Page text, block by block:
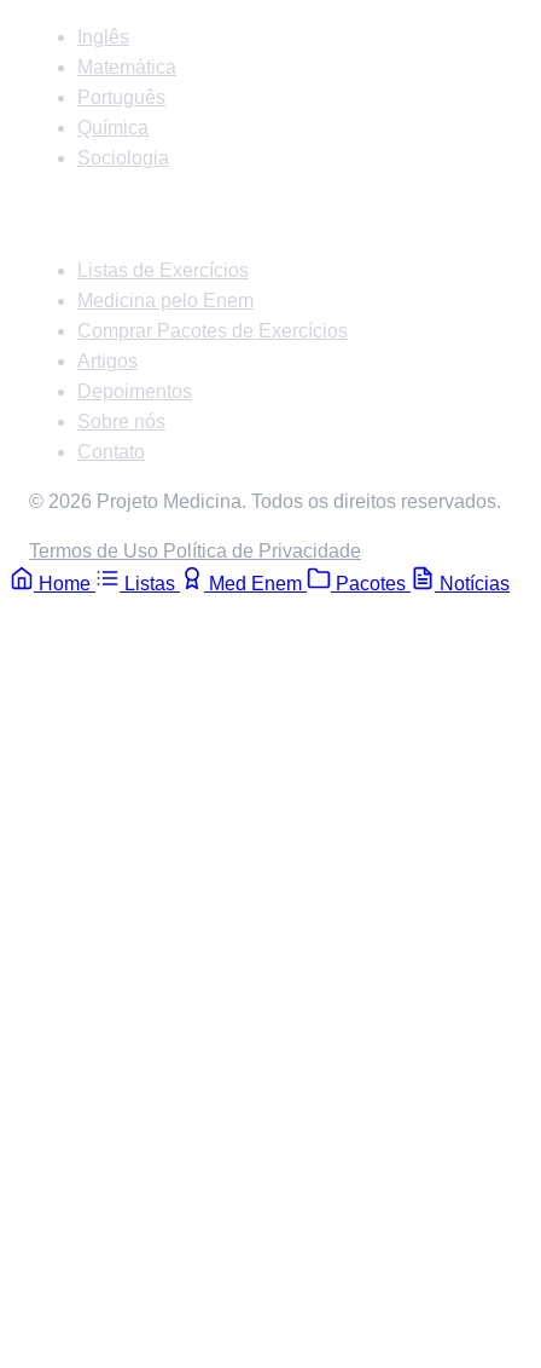
Inglês
Matemática
Português
Química
Sociologia
Listas de Exercícios
Medicina pelo Enem
Comprar Pacotes de Exercícios
Artigos
Depoimentos
Sobre nós
Contato
© 2026 Projeto Medicina. Todos os direitos reservados.
Termos de Uso Política de Privacidade
Home
Listas Med Enem Pacotes Notícias